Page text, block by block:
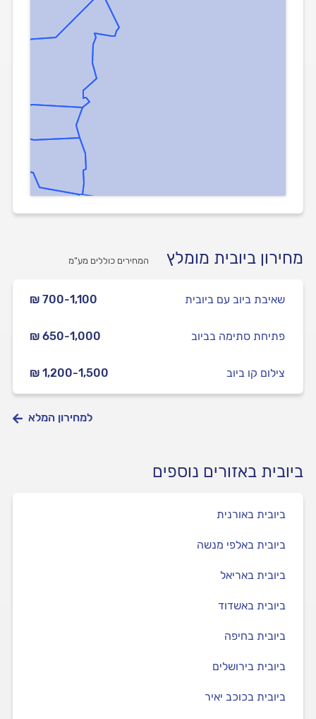
מחירון ביובית מומלץ המחירים כוללים מע”מ
₪ 700-1,100 שאיבת ביוב עם ביובית
₪ 650-1,000 פתיחת סתימה בביוב
₪ 1,200-1,500 צילום קו ביוב
למחירון המלא
ביובית באזורים נוספים
ביובית באורנית
ביובית באלפי מנשה
ביובית באריאל
ביובית באשדוד
ביובית בחיפה
ביובית בירושלים
ביובית בכוכב יאיר